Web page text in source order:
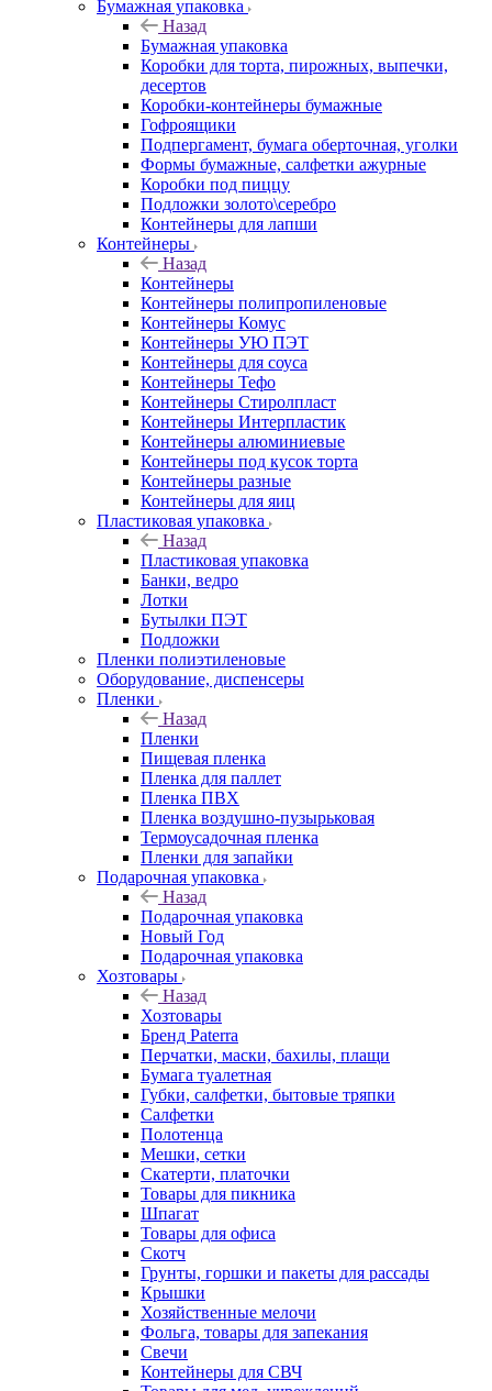
Бумажная упаковка
Назад
Бумажная упаковка
Коробки для торта, пирожных, выпечки,
десертов
Коробки-контейнеры бумажные
Гофроящики
Подпергамент, бумага оберточная, уголки
Формы бумажные, салфетки ажурные
Коробки под пиццу
Подложки золото\серебро
Контейнеры для лапши
Контейнеры
Назад
Контейнеры
Контейнеры полипропиленовые
Контейнеры Комус
Контейнеры УЮ ПЭТ
Контейнеры для соуса
Контейнеры Тефо
Контейнеры Стиролпласт
Контейнеры Интерпластик
Контейнеры алюминиевые
Контейнеры под кусок торта
Контейнеры разные
Контейнеры для яиц
Пластиковая упаковка
Назад
Пластиковая упаковка
Банки, ведро
Лотки
Бутылки ПЭТ
Подложки
Пленки полиэтиленовые
Оборудование, диспенсеры
Пленки
Назад
Пленки
Пищевая пленка
Пленка для паллет
Пленка ПВХ
Пленка воздушно-пузырьковая
Термоусадочная пленка
Пленки для запайки
Подарочная упаковка
Назад
Подарочная упаковка
Новый Год
Подарочная упаковка
Хозтовары
Назад
Хозтовары
Бренд Paterra
Перчатки, маски, бахилы, плащи
Бумага туалетная
Губки, салфетки, бытовые тряпки
Салфетки
Полотенца
Мешки, сетки
Скатерти, платочки
Товары для пикника
Шпагат
Товары для офиса
Скотч
Грунты, горшки и пакеты для рассады
Крышки
Хозяйственные мелочи
Фольга, товары для запекания
Свечи
Контейнеры для СВЧ